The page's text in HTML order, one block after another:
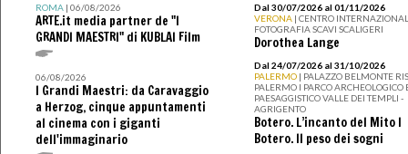
ROMA| 06/08/2026
ARTE.it media partner de "I
GRANDI MAESTRI" di KUBLAI Film
06/08/2026
I Grandi Maestri: da Caravaggio
a Herzog, cinque appuntamenti
al cinema con i giganti
dell'immaginario
Dal 30/07/2026 al 01/11/2026
VERONA | CENTRO
FOTOGRAFIA SCAVI SCALIGERI
Dorothea Lange
Dal 24/07/2026 al 31/10/2026
PALERMO | PALAZZO BELMONTE
PALERMO I PARCO ARCHEOLOGICO
PAESAGGISTICO VALLE DEI TEMPLI -
AGRIGENTO
Botero. L’incanto del Mito I
Botero. Il peso dei sogni